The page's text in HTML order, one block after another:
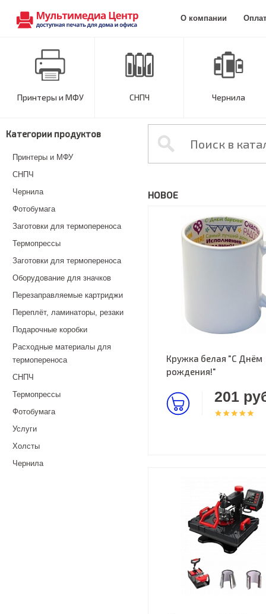
О компании
Принтеры и МФУ СНПЧ Чернила
Категории продуктов
Принтеры и МФУ
СНПЧ
Чернила
Фотобумага
Заготовки для термопереноса
Термопрессы
Заготовки для термопереноса
Оборудование для значков
Перезаправляемые картриджи
Переплёт, ламинаторы, резаки
Подарочные коробки
Расходные материалы для
термопереноса
СНПЧ
Термопрессы
Фотобумага
Услуги
Холсты
Чернила
НОВОЕ
Кружка белая "С Днём
рождения!"
201